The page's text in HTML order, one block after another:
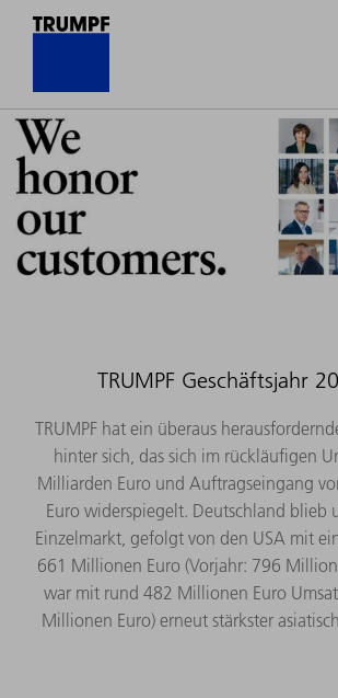
TRUMPF Geschäftsjahr
TRUMPF hat ein überaus
hinter sich, das sich im rückläufigen
Milliarden Euro und Auftragseingang
Euro widerspiegelt. Deutschland blieb
Einzelmarkt, gefolgt von den USA mit
661 Millionen Euro (Vorjahr: 796
war mit rund 482 Millionen Euro
Millionen Euro) erneut stärkster